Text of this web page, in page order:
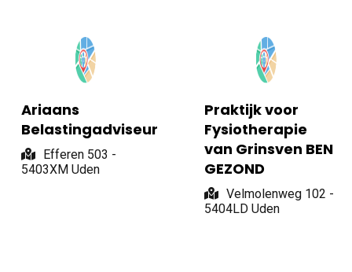
Ariaans
Belastingadviseur
Efferen 503 -
5403XM Uden
Praktijk voor
Fysiotherapie
van Grinsven BEN
GEZOND
Velmolenweg 102 -
5404LD Uden